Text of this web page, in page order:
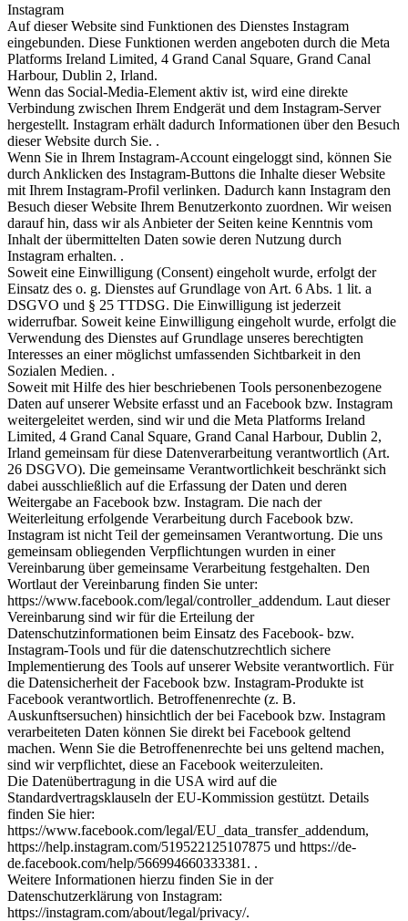
Instagram
Auf dieser Website sind Funktionen des Dienstes Instagram
eingebunden. Diese Funktionen werden angeboten durch die Meta
Platforms Ireland Limited, 4 Grand Canal Square, Grand Canal
Harbour, Dublin 2, Irland.
Wenn das Social-Media-Element aktiv ist, wird eine direkte
Verbindung zwischen Ihrem Endgerät und dem Instagram-Server
hergestellt. Instagram erhält dadurch Informationen über den Besuch
dieser Website durch Sie. .
Wenn Sie in Ihrem Instagram-Account eingeloggt sind, können Sie
durch Anklicken des Instagram-Buttons die Inhalte dieser Website
mit Ihrem Instagram-Profil verlinken. Dadurch kann Instagram den
Besuch dieser Website Ihrem Benutzerkonto zuordnen. Wir weisen
darauf hin, dass wir als Anbieter der Seiten keine Kenntnis vom
Inhalt der übermittelten Daten sowie deren Nutzung durch
Instagram erhalten. .
Soweit eine Einwilligung (Consent) eingeholt wurde, erfolgt der
Einsatz des o. g. Dienstes auf Grundlage von Art. 6 Abs. 1 lit. a
DSGVO und § 25 TTDSG. Die Einwilligung ist jederzeit
widerrufbar. Soweit keine Einwilligung eingeholt wurde, erfolgt die
Verwendung des Dienstes auf Grundlage unseres berechtigten
Interesses an einer möglichst umfassenden Sichtbarkeit in den
Sozialen Medien. .
Soweit mit Hilfe des hier beschriebenen Tools personenbezogene
Daten auf unserer Website erfasst und an Facebook bzw. Instagram
weitergeleitet werden, sind wir und die Meta Platforms Ireland
Limited, 4 Grand Canal Square, Grand Canal Harbour, Dublin 2,
Irland gemeinsam für diese Datenverarbeitung verantwortlich (Art.
26 DSGVO). Die gemeinsame Verantwortlichkeit beschränkt sich
dabei ausschließlich auf die Erfassung der Daten und deren
Weitergabe an Facebook bzw. Instagram. Die nach der
Weiterleitung erfolgende Verarbeitung durch Facebook bzw.
Instagram ist nicht Teil der gemeinsamen Verantwortung. Die uns
gemeinsam obliegenden Verpflichtungen wurden in einer
Vereinbarung über gemeinsame Verarbeitung festgehalten. Den
Wortlaut der Vereinbarung finden Sie unter:
https://www.facebook.com/legal/controller_addendum. Laut dieser
Vereinbarung sind wir für die Erteilung der
Datenschutzinformationen beim Einsatz des Facebook- bzw.
Instagram-Tools und für die datenschutzrechtlich sichere
Implementierung des Tools auf unserer Website verantwortlich. Für
die Datensicherheit der Facebook bzw. Instagram-Produkte ist
Facebook verantwortlich. Betroffenenrechte (z. B.
Auskunftsersuchen) hinsichtlich der bei Facebook bzw. Instagram
verarbeiteten Daten können Sie direkt bei Facebook geltend
machen. Wenn Sie die Betroffenenrechte bei uns geltend machen,
sind wir verpflichtet, diese an Facebook weiterzuleiten.
Die Datenübertragung in die USA wird auf die
Standardvertragsklauseln der EU-Kommission gestützt. Details
finden Sie hier:
https://www.facebook.com/legal/EU_data_transfer_addendum,
https://help.instagram.com/519522125107875 und https://de-
de.facebook.com/help/566994660333381. .
Weitere Informationen hierzu finden Sie in der
Datenschutzerklärung von Instagram:
https://instagram.com/about/legal/privacy/.